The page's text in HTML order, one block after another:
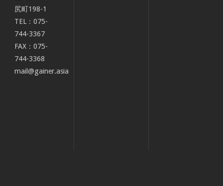
尻町198-1
TEL：075-
744-3367
FAX：075-
744-3368
mail@gainer.asia